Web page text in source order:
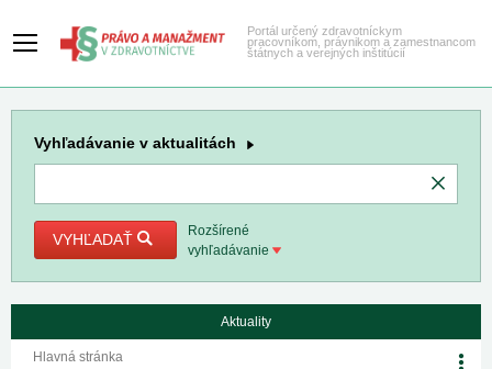
Portál určený zdravotníckym
pracovníkom, právnikom a zamestnancom
štátnych a verejných inštitúcií
Vyhľadávanie v aktualitách
VYHĽADAŤ
Rozšírené
vyhľadávanie
Aktuality
Hlavná stránka